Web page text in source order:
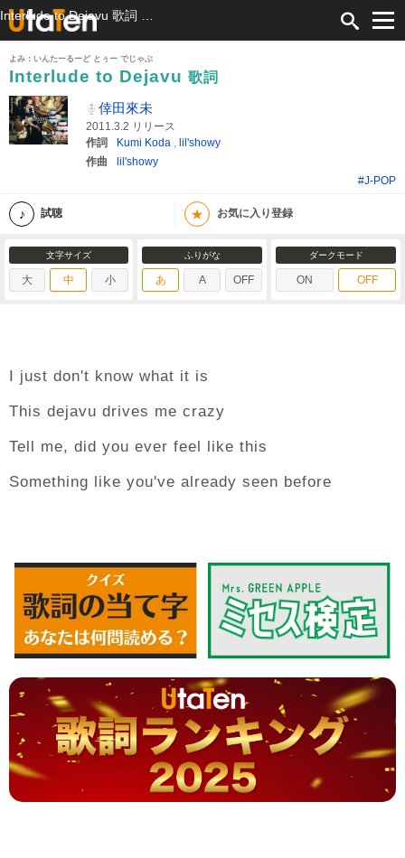
よみ：いんたーるーど とぅー でじゃぶ
Interlude to Dejavu 歌詞
倖田來未
2011.3.2 リリース
作詞
Kumi Koda , lil'showy
作曲
lil'showy
#J-POP
試聴 ★ お気に入り登録
文字サイズ
大 中 小
ふりがな
あ A OFF
ダークモード
ON OFF
I just don't know what it is
This dejavu drives me crazy
Tell me, did you ever feel like this
Something like you've already seen before